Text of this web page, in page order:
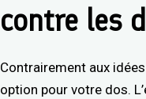
contre les
Contrairement aux
option pour votre dos.